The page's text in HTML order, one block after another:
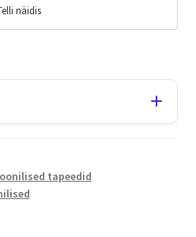
näidis
tapeedid